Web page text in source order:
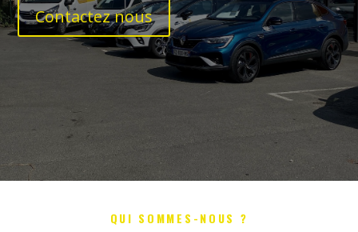
Contactez nous
QUI SOMMES-NOUS ?